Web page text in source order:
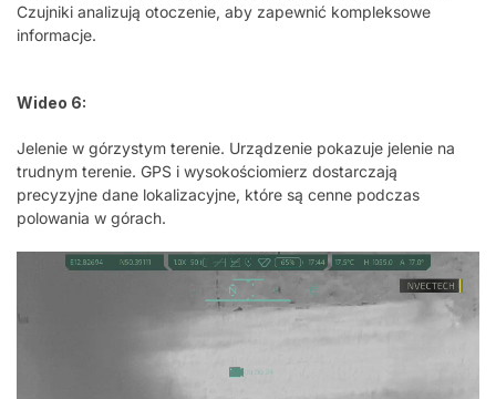
Czujniki analizują otoczenie, aby zapewnić kompleksowe
informacje.
Wideo 6:
Jelenie w górzystym terenie. Urządzenie pokazuje jelenie na
trudnym terenie. GPS i wysokościomierz dostarczają
precyzyjne dane lokalizacyjne, które są cenne podczas
polowania w górach.